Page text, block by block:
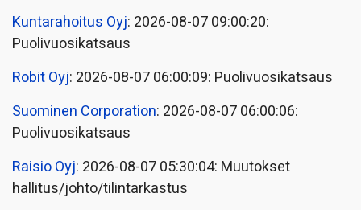
Kuntarahoitus Oyj: 2026-08-07 09:00:20:
Puolivuosikatsaus
Robit Oyj: 2026-08-07 06:00:09: Puolivuosikatsaus
Suominen Corporation: 2026-08-07 06:00:06:
Puolivuosikatsaus
Raisio Oyj: 2026-08-07 05:30:04: Muutokset
hallitus/johto/tilintarkastus